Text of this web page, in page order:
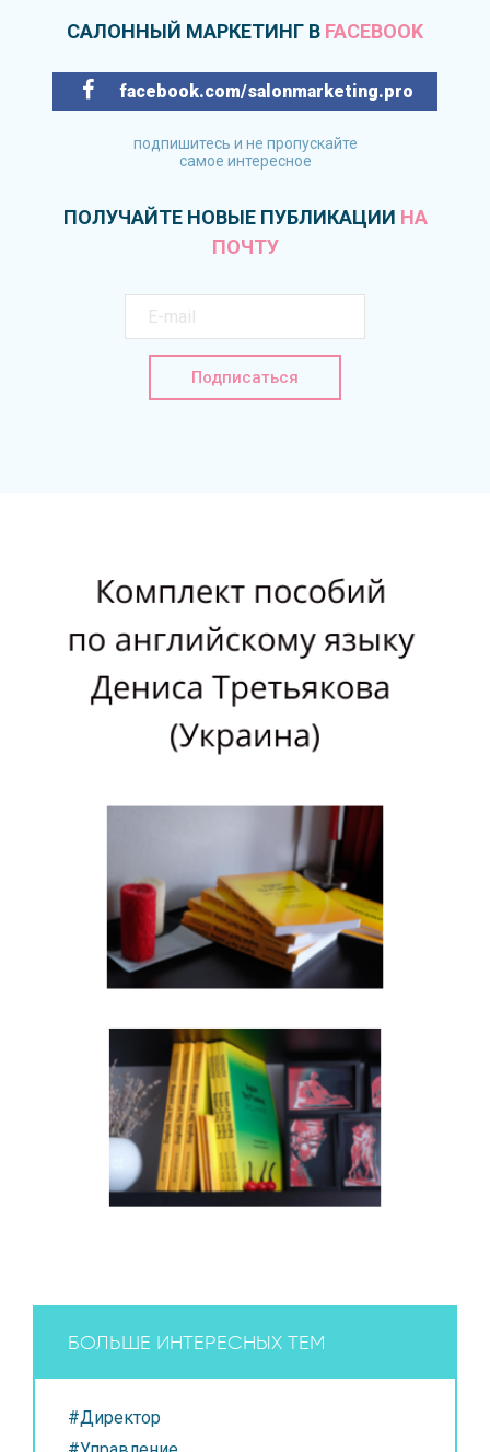
САЛОННЫЙ МАРКЕТИНГ В FACEBOOK
facebook.com/salonmarketing.pro
подпишитесь и не пропускайте
самое интересное
ПОЛУЧАЙТЕ НОВЫЕ ПУБЛИКАЦИИ НА
ПОЧТУ
Подписаться
БОЛЬШЕ ИНТЕРЕСНЫХ ТЕМ
#Директор